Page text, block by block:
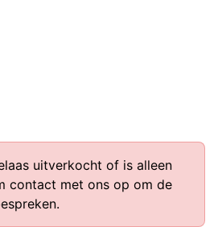
uitverkocht of is alleen
contact met ons op om de